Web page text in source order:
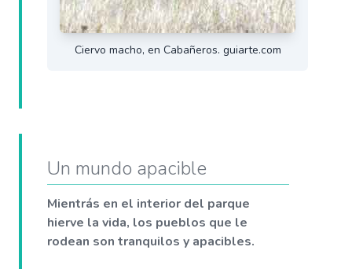
Ciervo macho, en Cabañeros. guiarte.com
Un mundo apacible
Mientrás en el interior del parque
hierve la vida, los pueblos que le
rodean son tranquilos y apacibles.